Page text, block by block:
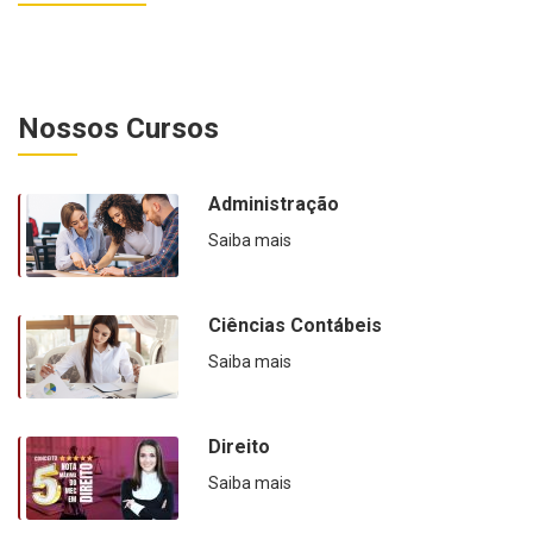
Nossos Cursos
Administração
Saiba mais
Ciências Contábeis
Saiba mais
Direito
Saiba mais